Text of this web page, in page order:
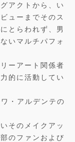
アクトから、い
ューまでそのス
とらわれず、男
いマルチパフォ
ーアート関係者
的に活動してい
・アルデンテの
そのメイクアッ
のファンおよび